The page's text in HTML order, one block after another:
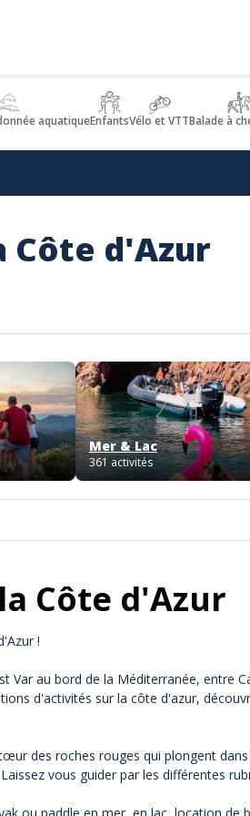
aquatiqueEnfantsVélo et VTTBalade à
d'Azur
Mer & Lac
361 activités
Côte d'Azur
!
Var au bord de la Méditerranée, entre
d'activités sur la côte d'azur,
des roches rouges qui plongent
vous guider par les différentes